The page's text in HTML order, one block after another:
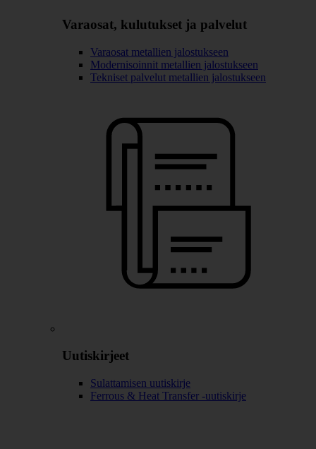
Varaosat, kulutukset ja palvelut
Varaosat metallien jalostukseen
Modernisoinnit metallien jalostukseen
Tekniset palvelut metallien jalostukseen
Uutiskirjeet
Sulattamisen uutiskirje
Ferrous & Heat Transfer -uutiskirje